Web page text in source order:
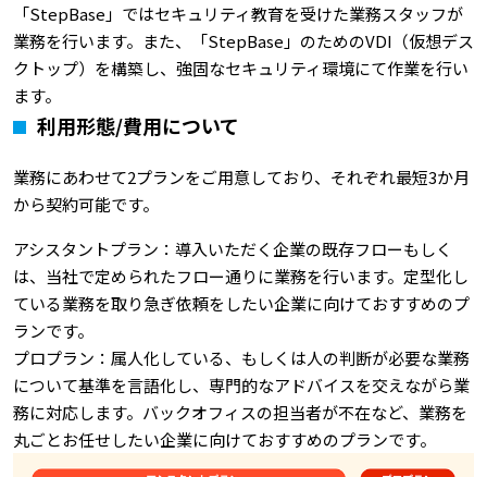
「StepBase」ではセキュリティ教育を受けた業務スタッフが
業務を行います。また、「StepBase」のためのVDI（仮想デス
クトップ）を構築し、強固なセキュリティ環境にて作業を行い
ます。
利用形態/費用について
業務にあわせて2プランをご用意しており、それぞれ最短3か月
から契約可能です。
アシスタントプラン：導入いただく企業の既存フローもしく
は、当社で定められたフロー通りに業務を行います。定型化し
ている業務を取り急ぎ依頼をしたい企業に向けておすすめのプ
ランです。
プロプラン：属人化している、もしくは人の判断が必要な業務
について基準を言語化し、専門的なアドバイスを交えながら業
務に対応します。バックオフィスの担当者が不在など、業務を
丸ごとお任せしたい企業に向けておすすめのプランです。